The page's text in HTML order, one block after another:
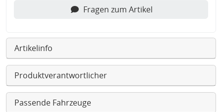
Fragen zum Artikel
Artikelinfo
Produktverantwortlicher
Passende Fahrzeuge